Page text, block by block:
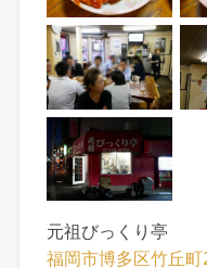
元祖びっくり亭
福岡市博多区竹丘